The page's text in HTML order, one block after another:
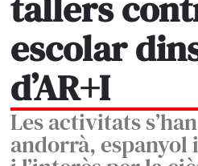
escolar
d’AR+I
Les activitats
andorrà,